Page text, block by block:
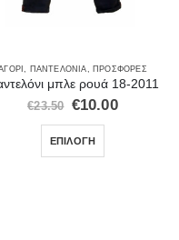
ΠΑΝΤΕΛΌΝΙΑ ΠΡΟΣΦΟΡΈΣ
μπλε ρουά 18-2011
€23.50 €10.00
ΕΠΙΛΟΓΉ